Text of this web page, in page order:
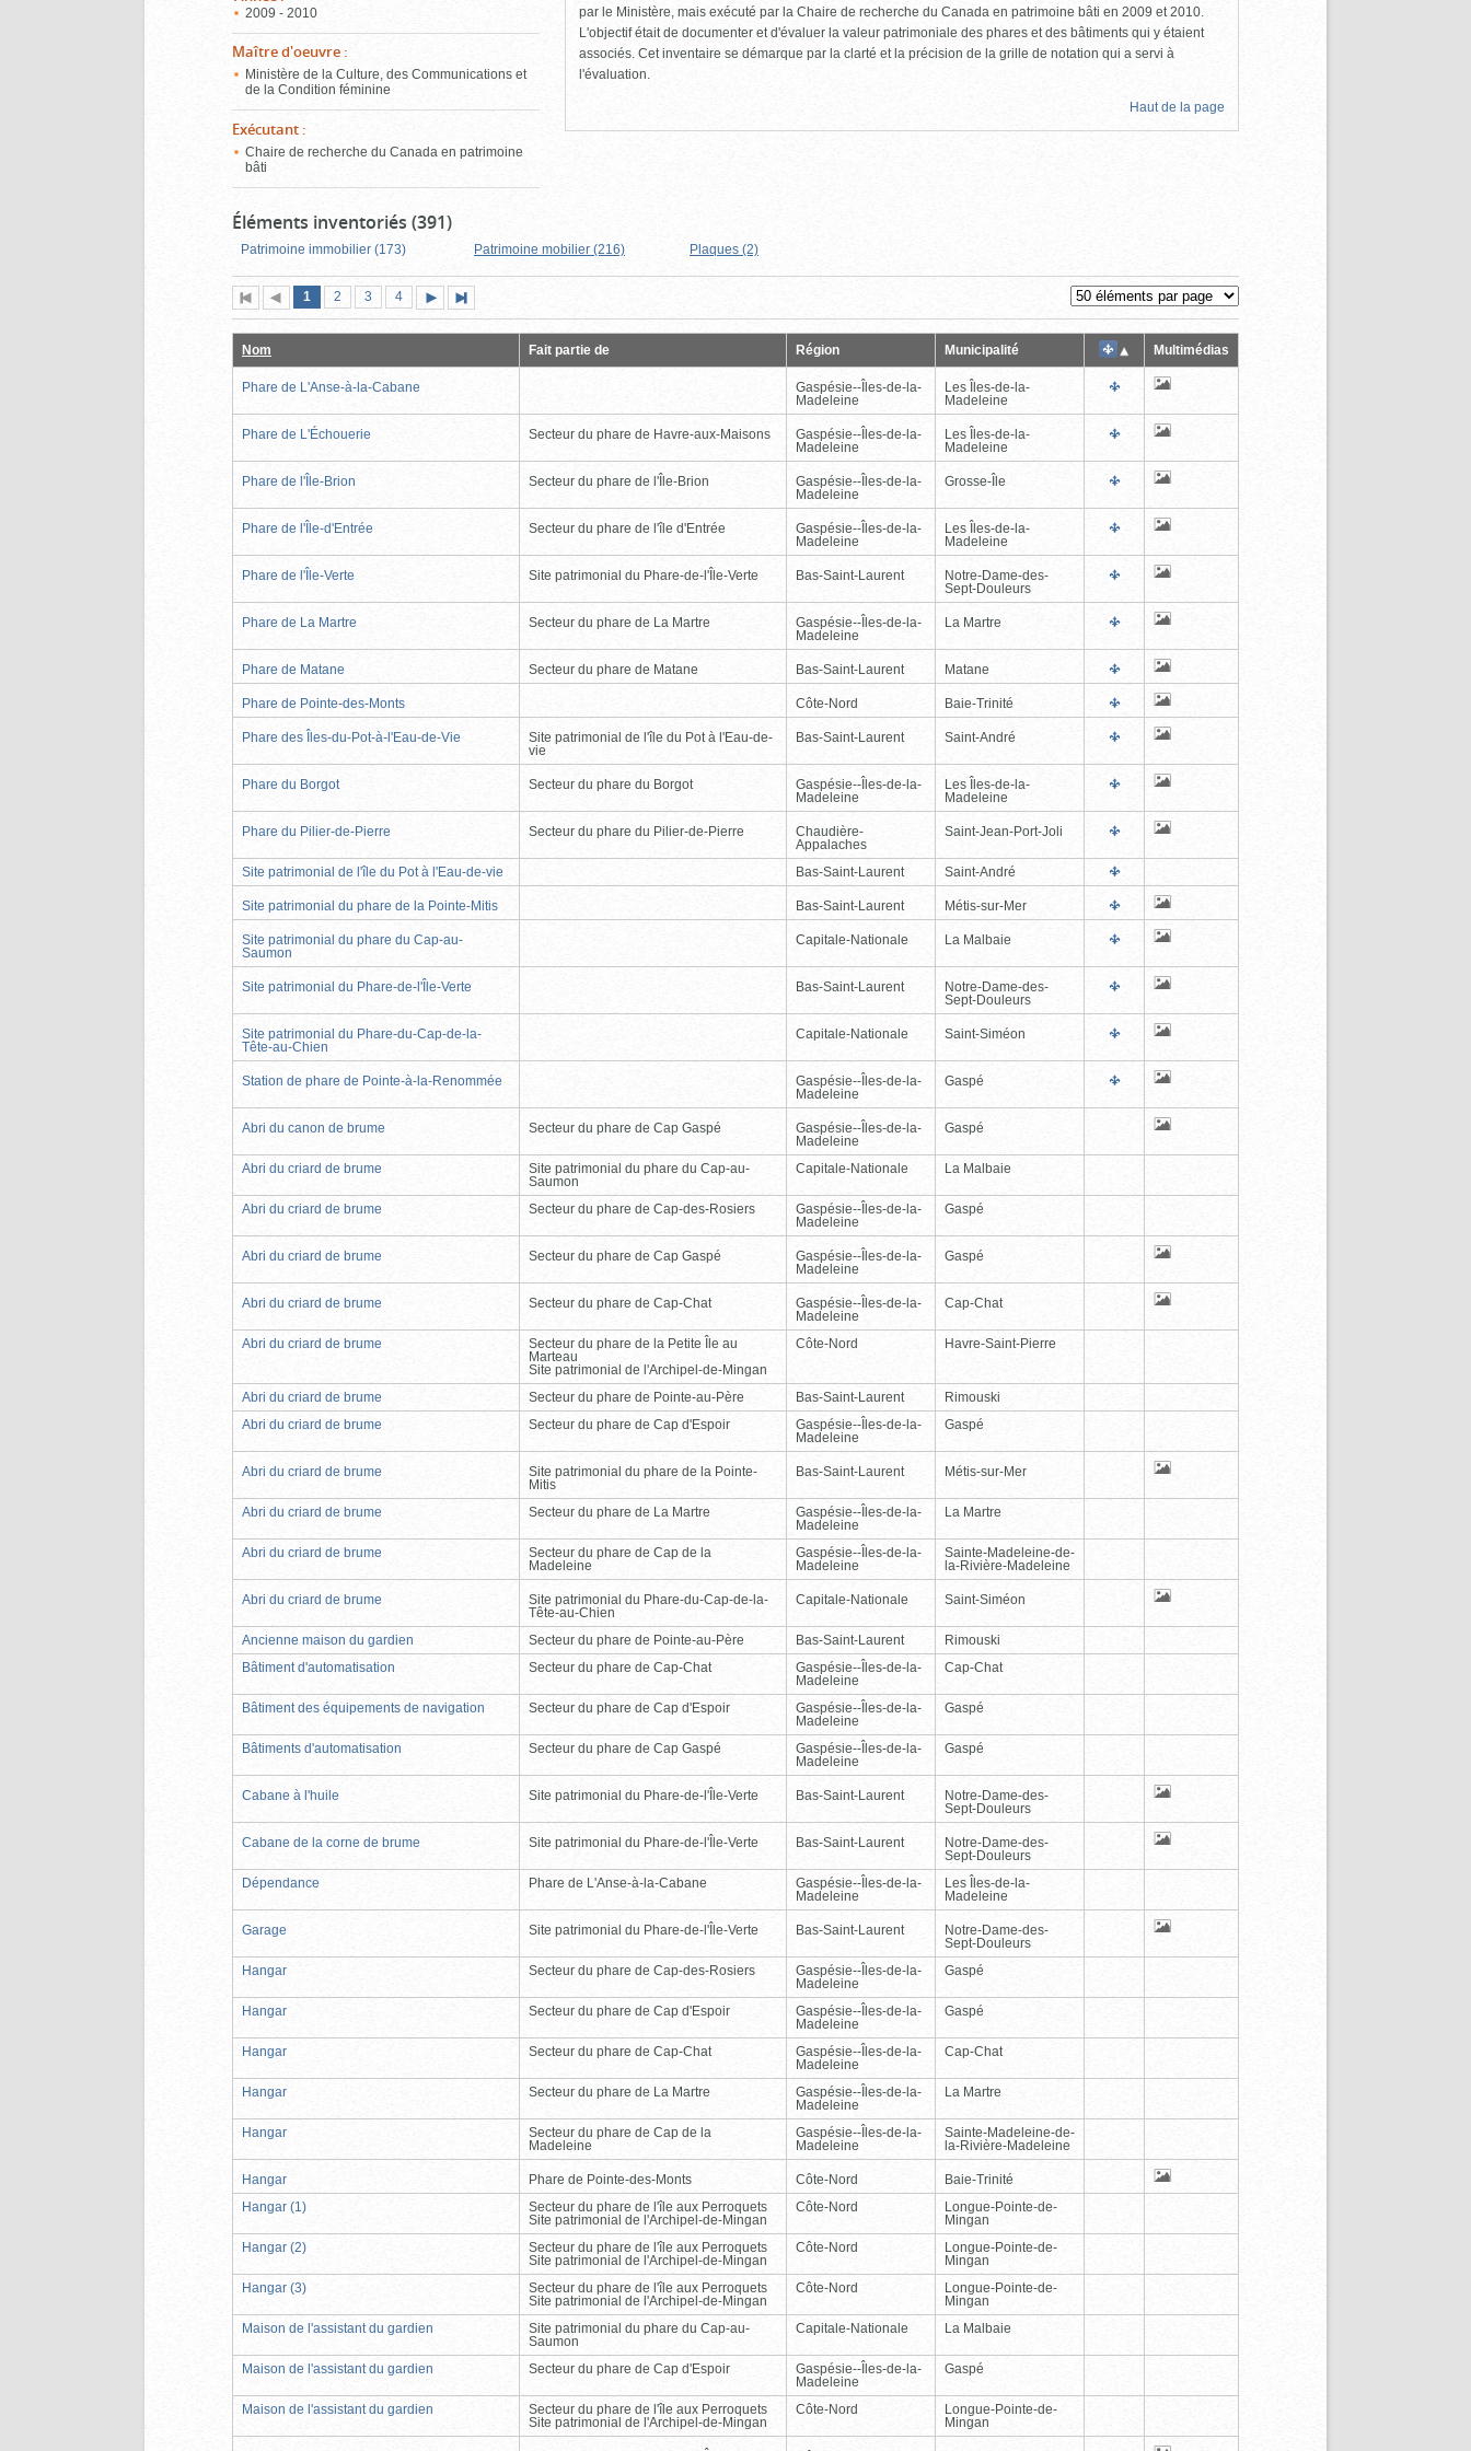
2009 - 2010
Maître d'oeuvre :
Ministère de la Culture, des Communications et
de la Condition féminine
Exécutant :
Chaire de recherche du Canada en patrimoine
bâti
par le Ministère, mais exécuté par la Chaire de recherche du Canada en patrimoine bâti en 2009 et 2010.
L'objectif était de documenter et d'évaluer la valeur patrimoniale des phares et des bâtiments qui y étaient
associés. Cet inventaire se démarque par la clarté et la précision de la grille de notation qui a servi à
l'évaluation.
Haut de la page
Éléments inventoriés (391)
Patrimoine immobilier (173) Patrimoine mobilier (216) Plaques (2)
Première
page
Page
précédente
Page
1 (page
actuelle)
Page
2 Page
3 Page
4
suivante
page
Nom Fait partie de Région Municipalité Multimédias
Phare de L'Anse-à-la-Cabane
Gaspésie--Îles-de-la-
Madeleine
Les Îles-de-la-
Madeleine
Phare de L'Échouerie Secteur du phare de Havre-aux-Maisons
Gaspésie--Îles-de-la-
Madeleine
Les Îles-de-la-
Madeleine
Phare de l'Île-Brion Secteur du phare de l'Île-Brion
Gaspésie--Îles-de-la-
Madeleine
Grosse-Île
Phare de l'Île-d'Entrée Secteur du phare de l'île d'Entrée
Gaspésie--Îles-de-la-
Madeleine
Les Îles-de-la-
Madeleine
Phare de l'Île-Verte Site patrimonial du Phare-de-l'Île-Verte Bas-Saint-Laurent
Notre-Dame-des-
Sept-Douleurs
Phare de La Martre Secteur du phare de La Martre
Gaspésie--Îles-de-la-
Madeleine
La Martre
Phare de Matane Secteur du phare de Matane Bas-Saint-Laurent Matane
Phare de Pointe-des-Monts Côte-Nord Baie-Trinité
Phare des Îles-du-Pot-à-l'Eau-de-Vie
Site patrimonial de l'île du Pot à l'Eau-de-
vie
Bas-Saint-Laurent Saint-André
Phare du Borgot Secteur du phare du Borgot
Gaspésie--Îles-de-la-
Madeleine
Les Îles-de-la-
Madeleine
Phare du Pilier-de-Pierre Secteur du phare du Pilier-de-Pierre
Chaudière-
Appalaches
Saint-Jean-Port-Joli
Site patrimonial de l'île du Pot à l'Eau-de-vie Bas-Saint-Laurent Saint-André
Site patrimonial du phare de la Pointe-Mitis Bas-Saint-Laurent Métis-sur-Mer
Site patrimonial du phare du Cap-au-
Saumon
Capitale-Nationale La Malbaie
Site patrimonial du Phare-de-l'Île-Verte Bas-Saint-Laurent
Notre-Dame-des-
Sept-Douleurs
Site patrimonial du Phare-du-Cap-de-la-
Tête-au-Chien
Capitale-Nationale Saint-Siméon
Station de phare de Pointe-à-la-Renommée
Gaspésie--Îles-de-la-
Madeleine
Gaspé
Abri du canon de brume Secteur du phare de Cap Gaspé
Gaspésie--Îles-de-la-
Madeleine
Gaspé
Abri du criard de brume
Site patrimonial du phare du Cap-au-
Saumon
Capitale-Nationale La Malbaie
Abri du criard de brume Secteur du phare de Cap-des-Rosiers
Gaspésie--Îles-de-la-
Madeleine
Gaspé
Abri du criard de brume Secteur du phare de Cap Gaspé
Gaspésie--Îles-de-la-
Madeleine
Gaspé
Abri du criard de brume Secteur du phare de Cap-Chat
Gaspésie--Îles-de-la-
Madeleine
Cap-Chat
Abri du criard de brume
Secteur du phare de la Petite Île au
Marteau
Site patrimonial de l'Archipel-de-Mingan
Côte-Nord Havre-Saint-Pierre
Abri du criard de brume Secteur du phare de Pointe-au-Père Bas-Saint-Laurent
Rimouski
Abri du criard de brume
Secteur du phare de Cap d'Espoir
Gaspésie--Îles-de-la-
Madeleine
Gaspé
Abri du criard de brume
Site patrimonial du phare de la Pointe-
Mitis
Bas-Saint-Laurent Métis-sur-Mer
Abri du criard de brume Secteur du phare de La Martre
Gaspésie--Îles-de-la-
Madeleine
La Martre
Abri du criard de brume
Secteur du phare de Cap de la
Madeleine
Gaspésie--Îles-de-la-
Madeleine
Sainte-Madeleine-de-
la-Rivière-Madeleine
Abri du criard de brume
Site patrimonial du Phare-du-Cap-de-la-
Tête-au-Chien
Capitale-Nationale Saint-Siméon
Ancienne maison du gardien Secteur du phare de Pointe-au-Père Bas-Saint-Laurent
Rimouski
Bâtiment d'automatisation
Secteur du phare de Cap-Chat
Gaspésie--Îles-de-la-
Madeleine
Cap-Chat
Bâtiment des équipements de navigation Secteur du phare de Cap d'Espoir
Gaspésie--Îles-de-la-
Madeleine
Gaspé
Bâtiments d'automatisation Secteur du phare de Cap Gaspé
Gaspésie--Îles-de-la-
Madeleine
Gaspé
Cabane à l'huile Site patrimonial du Phare-de-l'Île-Verte Bas-Saint-Laurent
Notre-Dame-des-
Sept-Douleurs
Cabane de la corne de brume Site patrimonial du Phare-de-l'Île-Verte Bas-Saint-Laurent
Notre-Dame-des-
Sept-Douleurs
Dépendance
Phare de L'Anse-à-la-Cabane
Gaspésie--Îles-de-la-
Madeleine
Les Îles-de-la-
Madeleine
Garage Site patrimonial du Phare-de-l'Île-Verte Bas-Saint-Laurent
Notre-Dame-des-
Sept-Douleurs
Hangar
Secteur du phare de Cap-des-Rosiers
Gaspésie--Îles-de-la-
Madeleine
Gaspé
Hangar Secteur du phare de Cap d'Espoir
Gaspésie--Îles-de-la-
Madeleine
Gaspé
Hangar Secteur du phare de Cap-Chat
Gaspésie--Îles-de-la-
Madeleine
Cap-Chat
Hangar Secteur du phare de La Martre
Gaspésie--Îles-de-la-
Madeleine
La Martre
Hangar
Secteur du phare de Cap de la
Madeleine
Gaspésie--Îles-de-la-
Madeleine
Sainte-Madeleine-de-
la-Rivière-Madeleine
Hangar Phare de Pointe-des-Monts Côte-Nord
Baie-Trinité
Hangar (1)
Secteur du phare de l'île aux Perroquets
Site patrimonial de l'Archipel-de-Mingan
Côte-Nord
Longue-Pointe-de-
Mingan
Hangar (2)
Secteur du phare de l'île aux Perroquets
Site patrimonial de l'Archipel-de-Mingan
Côte-Nord
Longue-Pointe-de-
Mingan
Hangar (3)
Secteur du phare de l'île aux Perroquets
Site patrimonial de l'Archipel-de-Mingan
Côte-Nord
Longue-Pointe-de-
Mingan
Maison de l'assistant du gardien
Site patrimonial du phare du Cap-au-
Saumon
Capitale-Nationale La Malbaie
Maison de l'assistant du gardien Secteur du phare de Cap d'Espoir
Gaspésie--Îles-de-la-
Madeleine
Gaspé
Maison de l'assistant du gardien
Secteur du phare de l'île aux Perroquets
Site patrimonial de l'Archipel-de-Mingan
Côte-Nord
Longue-Pointe-de-
Mingan